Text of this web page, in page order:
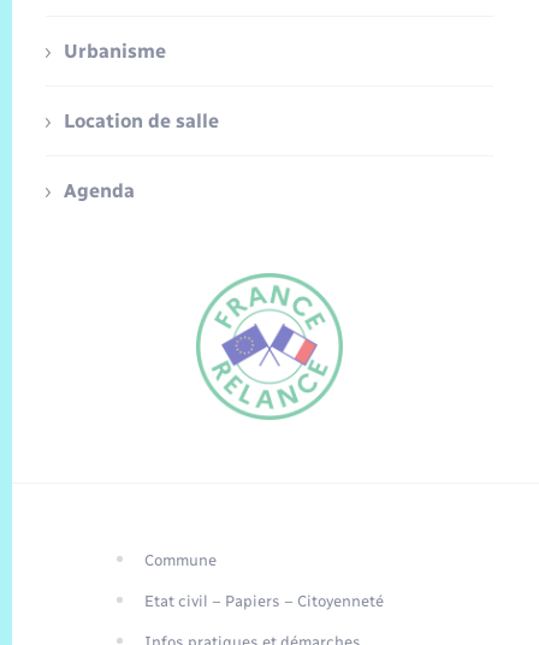
EN
Urbanisme
Location de salle
Agenda
Commune
Etat civil – Papiers – Citoyenneté